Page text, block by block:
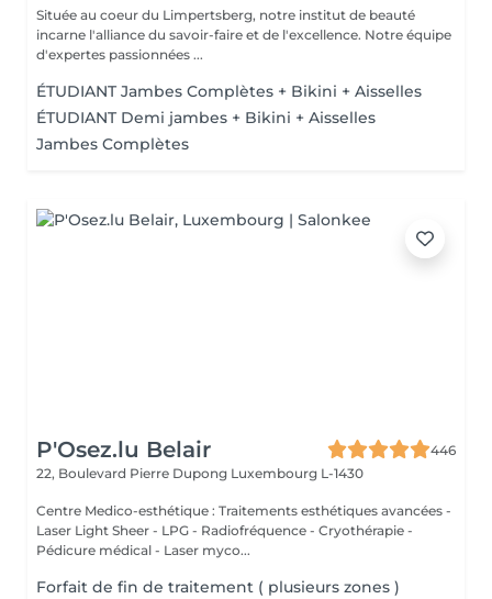
Située au coeur du Limpertsberg, notre institut de beauté
incarne l'alliance du savoir-faire et de l'excellence. Notre équipe
d'expertes passionnées ...
ÉTUDIANT Jambes Complètes + Bikini + Aisselles
ÉTUDIANT Demi jambes + Bikini + Aisselles
Jambes Complètes
P'Osez.lu Belair
446
22, Boulevard Pierre Dupong Luxembourg L-1430
Centre Medico-esthétique : Traitements esthétiques avancées -
Laser Light Sheer - LPG - Radiofréquence - Cryothérapie -
Pédicure médical - Laser myco...
Forfait de fin de traitement ( plusieurs zones )